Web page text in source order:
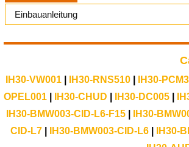
Einbauanleitung
IH30-VW001| IH30-RNS510| IH30-PCM3
OPEL001
IH30-CHUD IH30-DC005
IH30-BMW003-CID-L6-F15
IH30-
CID-L7| IH30-BMW003-CID-L6| IH30-